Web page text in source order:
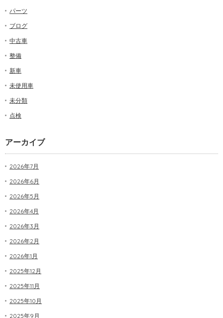
パーツ
ブログ
中古車
整備
新車
未使用車
未分類
点検
アーカイブ
2026年7月
2026年6月
2026年5月
2026年4月
2026年3月
2026年2月
2026年1月
2025年12月
2025年11月
2025年10月
2025年9月